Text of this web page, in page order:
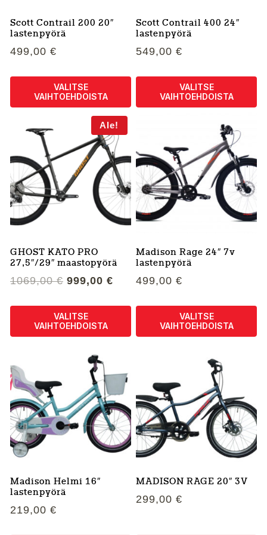
sivulla.
sivulla.
Scott Contrail 200 20″
lastenpyörä
499,00 €
VALITSE
VAIHTOEHDOISTA
tuotteella
useampi
muunnelma.
Voit
tehdä
valinnat
sivulla.
Scott Contrail 400 24″
lastenpyörä
549,00 €
VALITSE
VAIHTOEHDOISTA
useampi
muunnelma.
Voit
tehdä
valinnat
sivulla.
Ale!
GHOST KATO PRO
27,5″/29″ maastopyörä
1069,00€ Alkuperäinen
oli:
1069,00 €.
999,00 € Nykyinen
on:
999,00 €.
VALITSE
VAIHTOEHDOISTA
on
useampi
muunnelma.
Voit
tehdä
valinnat
sivulla.
Madison Rage 24″ 7v
lastenpyörä
499,00 €
VALITSE
VAIHTOEHDOISTA
useampi
muunnelma.
Voit
tehdä
valinnat
sivulla.
Madison Helmi 16″
lastenpyörä
219,00 €
MADISON RAGE 20″ 3V
299,00 €